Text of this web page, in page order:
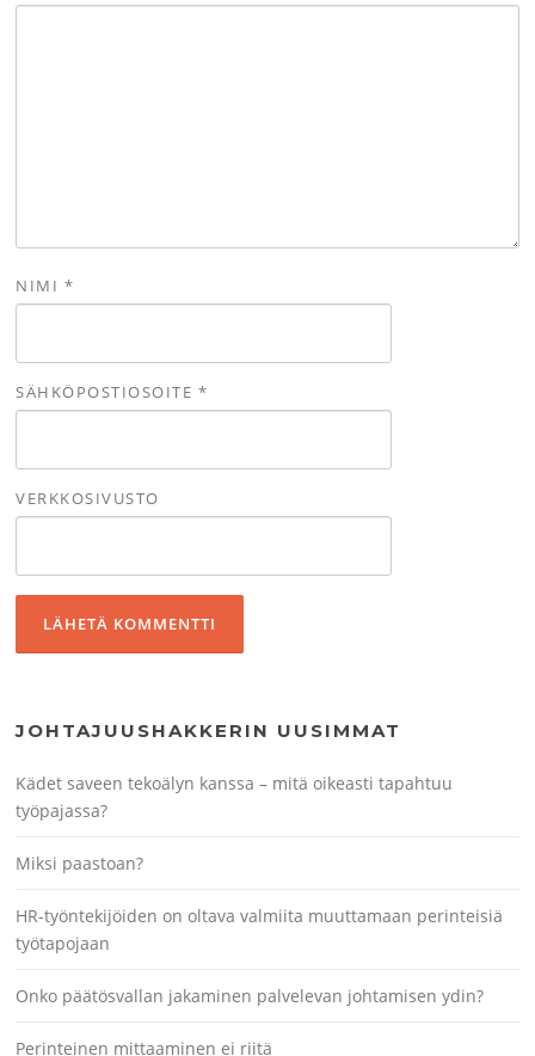
NIMI *
SÄHKÖPOSTIOSOITE *
VERKKOSIVUSTO
JOHTAJUUSHAKKERIN UUSIMMAT
Kädet saveen tekoälyn kanssa – mitä oikeasti tapahtuu
työpajassa?
Miksi paastoan?
HR-työntekijöiden on oltava valmiita muuttamaan perinteisiä
työtapojaan
Onko päätösvallan jakaminen palvelevan johtamisen ydin?
Perinteinen mittaaminen ei riitä